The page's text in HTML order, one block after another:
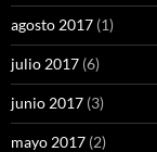
agosto 2017 (1)
julio 2017 (6)
junio 2017 (3)
mayo 2017 (2)